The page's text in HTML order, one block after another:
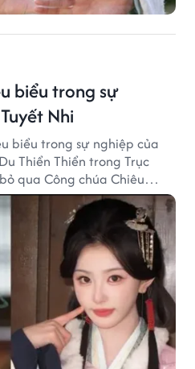
biểu trong sự
Nhi
biểu trong sự nghiệp của
Thiển Thiển trong Trục
qua Công chúa Chiêu